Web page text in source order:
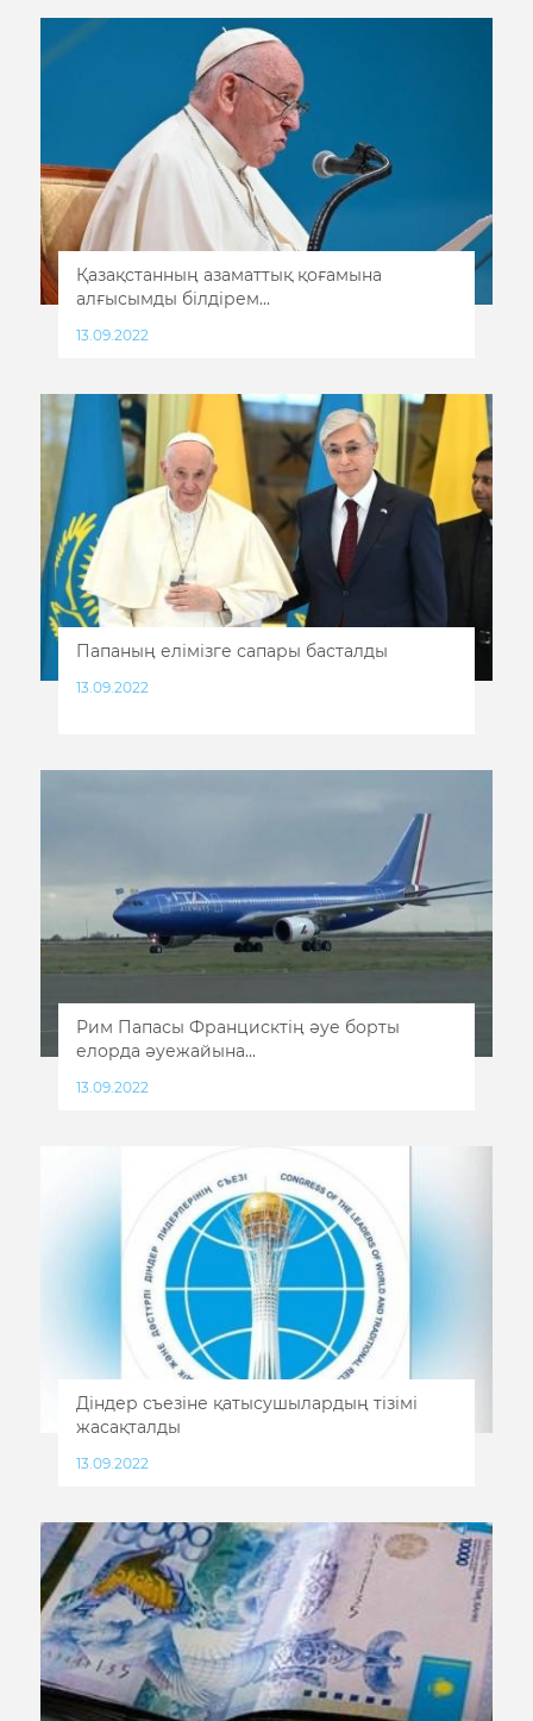
Қазақстанның азаматтық қоғамына
алғысымды білдірем...
13.09.2022
Папаның елімізге сапары басталды
13.09.2022
Рим Папасы Францисктің әуе борты
елорда әуежайына...
13.09.2022
Діндер съезіне қатысушылардың тізімі
жасақталды
13.09.2022